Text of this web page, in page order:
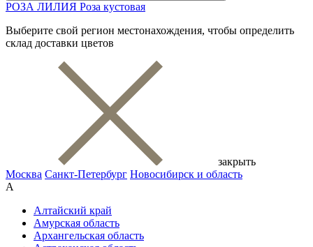
РОЗА ЛИЛИЯ Роза кустовая
Выберите свой регион местонахождения, чтобы определить
склад доставки цветов
закрыть
Москва Санкт-Петербург Новосибирск и область
А
Алтайский край
Амурская область
Архангельская область